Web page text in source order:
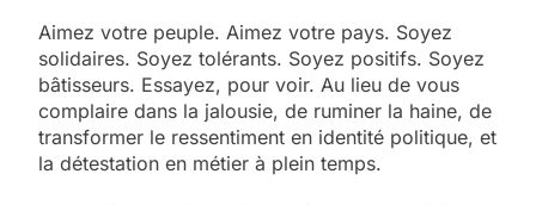
Aimez votre peuple. Aimez votre pays. Soyez
solidaires. Soyez tolérants. Soyez positifs. Soyez
bâtisseurs. Essayez, pour voir. Au lieu de vous
complaire dans la jalousie, de ruminer la haine, de
transformer le ressentiment en identité politique, et
la détestation en métier à plein temps.